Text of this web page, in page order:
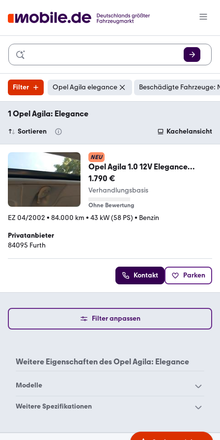
Filter Opel Agila elegance Beschädigte Fahrzeuge:
1 Opel Agila: Elegance
Sortieren Kachelansicht
NEU
Opel Agila 1.0 12V Elegance
Elegance
1.790 €
Verhandlungsbasis
Ohne Bewertung
EZ 04/2002 • 84.000 km • 43 kW (58 PS) • Benzin
Privatanbieter
84095 Furth
Kontakt Parken
Filter anpassen
Weitere Eigenschaften desOpel Agila: Elegance
Modelle
Opel Adam
Opel Antara
Opel Arena
Weitere Spezifikationen